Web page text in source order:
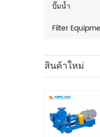
ปั๊มน้ำ
Filter
สินค้าใหม่